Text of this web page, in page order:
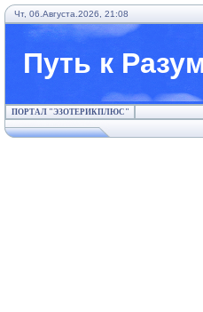
Чт, 06.Августа.2026, 21:08
Путь к
ПОРТАЛ "ЭЗОТЕРИКПЛЮС"